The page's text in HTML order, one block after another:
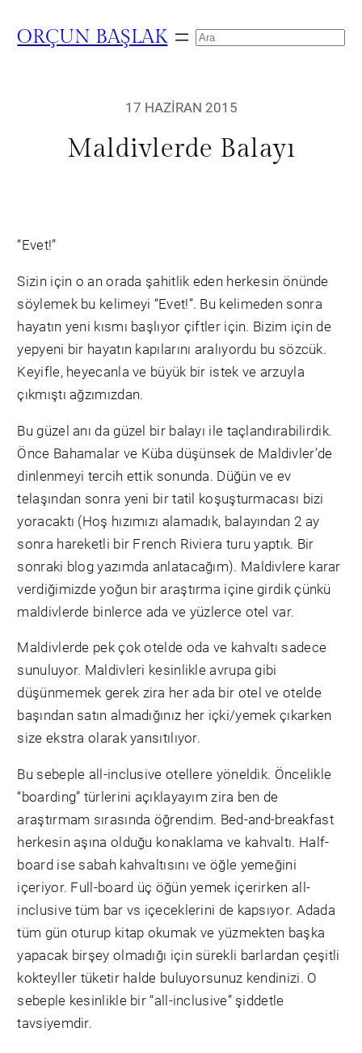
ORÇUN BAŞLAK Search
17 HAZIRAN 2015
Maldivlerde Balayı
“Evet!”
Sizin için o an orada şahitlik eden herkesin önünde
söylemek bu kelimeyi “Evet!”. Bu kelimeden sonra
hayatın yeni kısmı başlıyor çiftler için. Bizim için de
yepyeni bir hayatın kapılarını aralıyordu bu sözcük.
Keyifle, heyecanla ve büyük bir istek ve arzuyla
çıkmıştı ağzımızdan.
Bu güzel anı da güzel bir balayı ile taçlandırabilirdik.
Önce Bahamalar ve Küba düşünsek de Maldivler’de
dinlenmeyi tercih ettik sonunda. Düğün ve ev
telaşından sonra yeni bir tatil koşuşturmacası bizi
yoracaktı (Hoş hızımızı alamadık, balayından 2 ay
sonra hareketli bir French Riviera turu yaptık. Bir
sonraki blog yazımda anlatacağım). Maldivlere karar
verdiğimizde yoğun bir araştırma içine girdik çünkü
maldivlerde binlerce ada ve yüzlerce otel var.
Maldivlerde pek çok otelde oda ve kahvaltı sadece
sunuluyor. Maldivleri kesinlikle avrupa gibi
düşünmemek gerek zira her ada bir otel ve otelde
başından satın almadığınız her içki/yemek çıkarken
size ekstra olarak yansıtılıyor.
Bu sebeple all-inclusive otellere yöneldik. Öncelikle
“boarding” türlerini açıklayayım zira ben de
araştırmam sırasında öğrendim. Bed-and-breakfast
herkesin aşına olduğu konaklama ve kahvaltı. Half-
board ise sabah kahvaltısını ve öğle yemeğini
içeriyor. Full-board üç öğün yemek içerirken all-
inclusive tüm bar vs içeceklerini de kapsıyor. Adada
tüm gün oturup kitap okumak ve yüzmekten başka
yapacak birşey olmadığı için sürekli barlardan çeşitli
kokteyller tüketir halde buluyorsunuz kendinizi. O
sebeple kesinlikle bir “all-inclusive” şiddetle
tavsiyemdir.